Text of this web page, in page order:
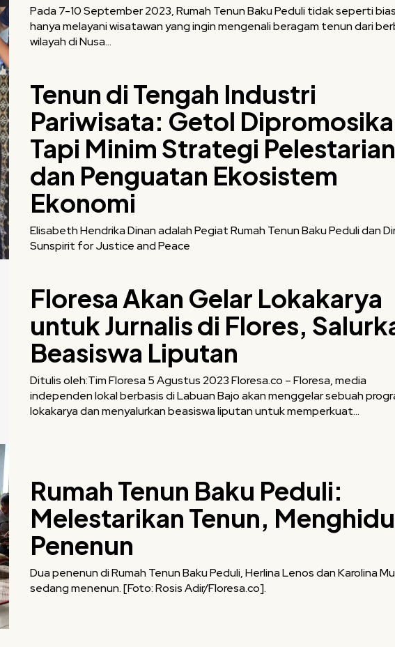
Pada 7-10 September 2023, Rumah Tenun Baku Peduli tidak seperti
hanya melayani wisatawan yang ingin mengenali beragam tenun dari
wilayah di Nusa...
Tenun di Tengah Industri
Pariwisata: Getol
Tapi Minim Strategi Pelestarian
dan Penguatan Ekosistem
Ekonomi
Elisabeth Hendrika Dinan adalah Pegiat Rumah Tenun Baku Peduli dan
Sunspirit for Justice and Peace
Floresa Akan Gelar Lokakarya
untuk Jurnalis di Flores,
Beasiswa Liputan
Ditulis oleh:Tim Floresa 5 Agustus 2023 Floresa.co – Floresa, media
independen lokal berbasis di Labuan Bajo akan menggelar sebuah
lokakarya dan menyalurkan beasiswa liputan untuk memperkuat...
Rumah Tenun Baku Peduli:
Melestarikan Tenun,
Penenun
Dua penenun di Rumah Tenun Baku Peduli, Herlina Lenos dan Karolina
sedang menenun. [Foto: Rosis Adir/Floresa.co].